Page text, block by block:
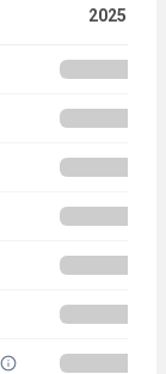
2025